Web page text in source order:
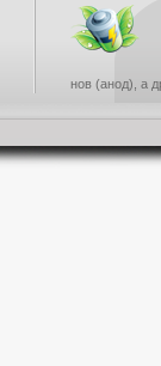
нов (анод), а